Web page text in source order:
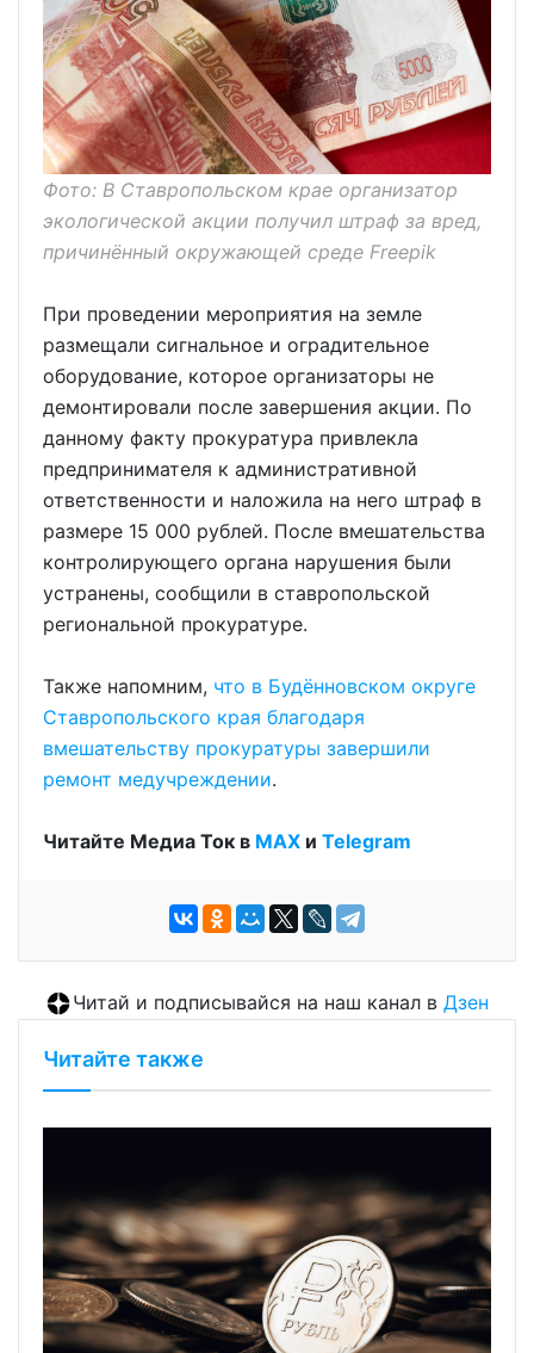
Фото: В Ставропольском крае организатор
экологической акции получил штраф за вред,
причинённый окружающей среде Freepik
При проведении мероприятия на земле
размещали сигнальное и оградительное
оборудование, которое организаторы не
демонтировали после завершения акции. По
данному факту прокуратура привлекла
предпринимателя к административной
ответственности и наложила на него штраф в
размере 15 000 рублей. После вмешательства
контролирующего органа нарушения были
устранены, сообщили в ставропольской
региональной прокуратуре.
Также напомним, что в Будённовском округе
Ставропольского края благодаря
вмешательству прокуратуры завершили
ремонт медучреждении.
Читайте Медиа Ток в МАХ и Telegram
Читай и подписывайся на наш канал в Дзен
Читайте также